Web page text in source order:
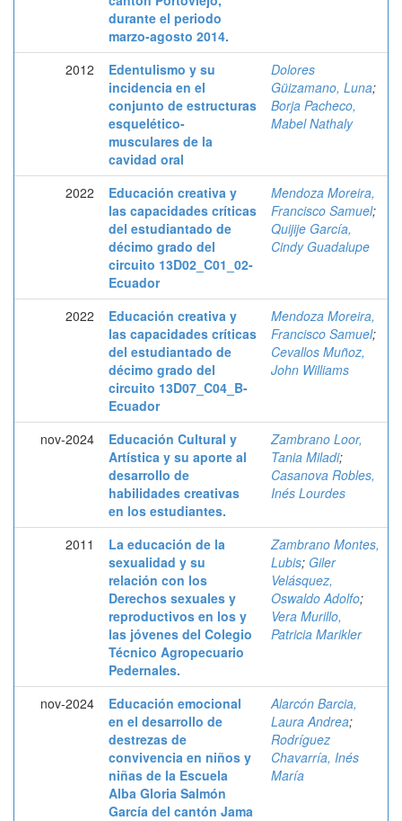
durante el periodo
marzo-agosto 2014.
2012
Edentulismo y su
incidencia en el
conjunto de estructuras
esquelético-
musculares de la
cavidad oral
Dolores
Güizamano, Luna;
Borja Pacheco,
Mabel Nathaly
2022
Educación creativa y
las capacidades críticas
del estudiantado de
décimo grado del
circuito 13D02_C01_02-
Ecuador
Mendoza Moreira,
Francisco Samuel;
Quijije García,
Cindy Guadalupe
2022
Educación creativa y
las capacidades críticas
del estudiantado de
décimo grado del
circuito 13D07_C04_B-
Ecuador
Mendoza Moreira,
Francisco Samuel;
Cevallos Muñoz,
John Williams
nov-2024
Educación Cultural y
Artística y su aporte al
desarrollo de
habilidades creativas
en los estudiantes.
Zambrano Loor,
Tania Miladi;
Casanova Robles,
Inés Lourdes
2011
La educación de la
sexualidad y su
relación con los
Derechos sexuales y
reproductivos en los y
las jóvenes del Colegio
Técnico Agropecuario
Pedernales.
Zambrano Montes,
Lubis; Giler
Velásquez,
Oswaldo Adolfo;
Vera Murillo,
Patricia Marikler
nov-2024
Educación emocional
en el desarrollo de
destrezas de
convivencia en niños y
niñas de la Escuela
Alba Gloria Salmón
García del cantón Jama
Alarcón Barcia,
Laura Andrea;
Rodríguez
Chavarría, Inés
María